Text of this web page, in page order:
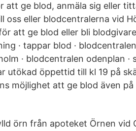
att ge blod, anmäla sig eller
oss eller blodcentralerna vid
att ge blod eller bli
· tappar blod · blodcentralen
· blodcentralen odenplan ·
utökad öppettid till kl 19 på
möjlighet att ge blod även på
örn från apoteket Örnen vid